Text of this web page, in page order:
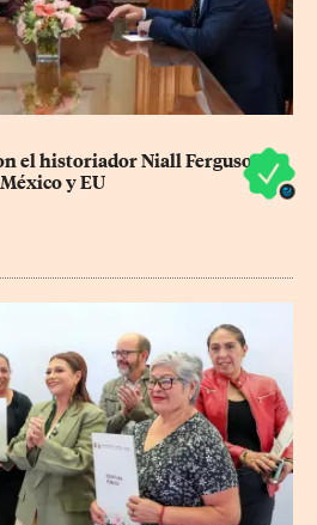
el historiador Niall Ferguson
y EU